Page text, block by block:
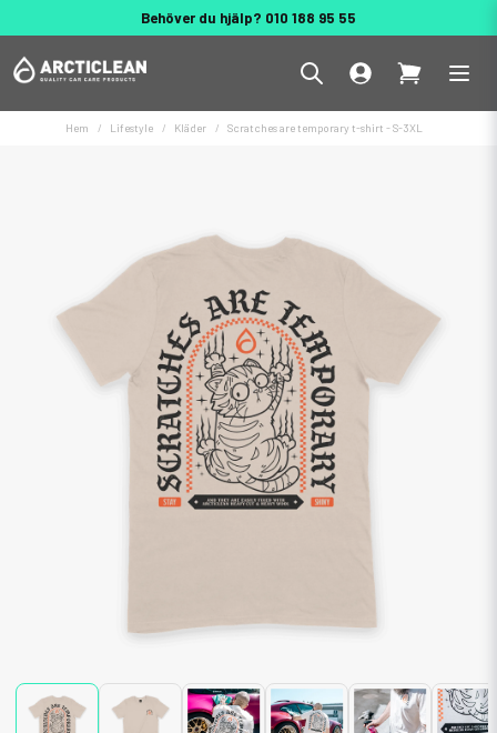
Behöver du hjälp? 010 188 95 55
Hem Lifestyle Kläder Scratches are temporary t-shirt - S-3XL